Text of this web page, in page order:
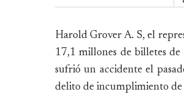
Harold Grover A. S, el
17,1 millones de billetes
sufrió un accidente el
delito de incumplimiento de